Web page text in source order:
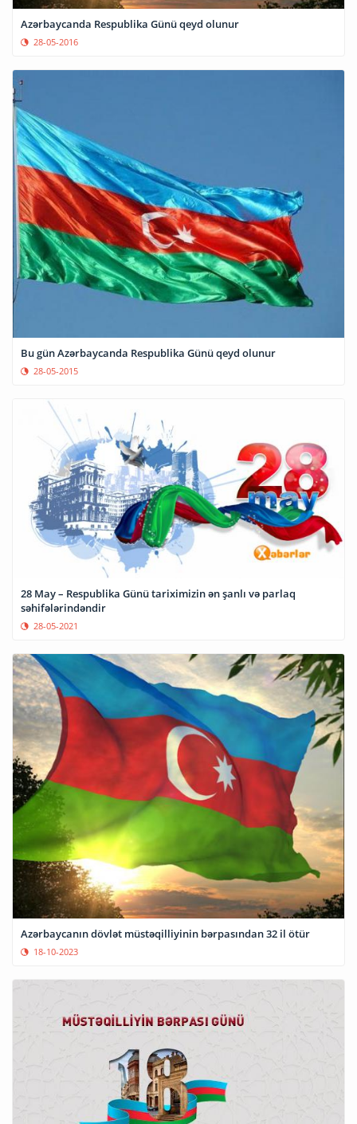
Azərbaycanda Respublika Günü qeyd olunur
28-05-2016
​Bu gün Azərbaycanda Respublika Günü qeyd olunur
28-05-2015
28 May – Respublika Günü tariximizin ən şanlı və parlaq
səhifələrindəndir
28-05-2021
Azərbaycanın dövlət müstəqilliyinin bərpasından 32 il ötür
18-10-2023